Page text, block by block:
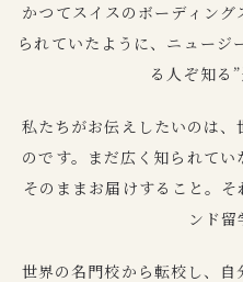
かつてスイスのボーディン
られていたように、ニュージ
る人ぞ知る”
私たちがお伝えしたいのは
のです。まだ広く知られてい
そのままお届けすること。
ンド留
世界の名門校から転校し、